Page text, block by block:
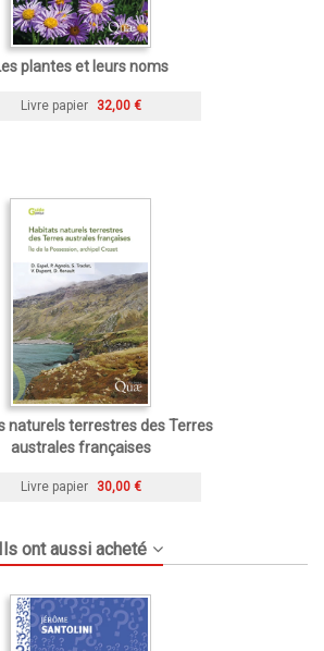
plantes et leurs noms
Livre papier 32,00 €
naturels terrestres des Terres
australes françaises
Livre papier 30,00 €
Ils ont aussi acheté